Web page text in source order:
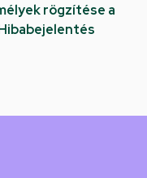
rögzítése a